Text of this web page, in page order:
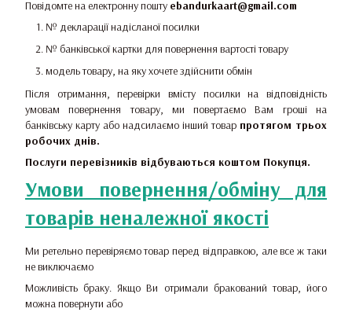
Повідомте на електронну пошту ebandurkaart@gmail.com
№ декларації надісланої посилки
№ банківської картки для повернення вартості товару
модель товару, на яку хочете здійснити обмін
Після отримання, перевірки вмісту посилки на відповідність
умовам повернення товару, ми повертаємо Вам гроші на
банківську карту або надсилаємо інший товар протягом трьох
робочих днів.
Послуги перевізників відбуваються коштом Покупця.
Умови повернення/обміну для
товарів неналежної якості
Ми ретельно перевіряємо товар перед відправкою, але все ж таки
не виключаємо
Можливість браку. Якщо Ви отримали бракований товар, його
можна повернути або